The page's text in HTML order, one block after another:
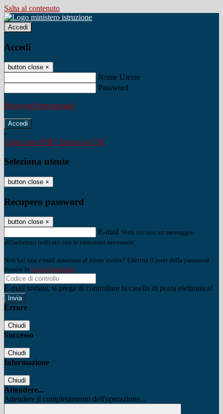
Salta al contenuto
Accedi
Accedi
button close ×
Nome Utente
Password
Password dimenticata?
-
Entra con SPID Entra con CIE
Seleziona utente
button close ×
Recupero password
button close ×
E-mail Verrà inviato un messaggio
all'indirizzo indicato con le istruzioni necessarie.
Non hai una e-mail associata al nome utente? Effettua il reset della password
tramite la Login Spaggiari
E-mail inviata, si prega di controllare la casella di posta elettronica!
Errore
Chiudi
Successo
Chiudi
Informazione
Chiudi
Attendere...
Attendere il completamento dell'operazione...